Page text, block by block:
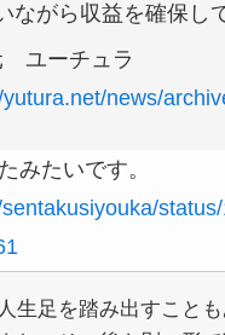
ながら収益を確保し
ユーチュラ
yutura.net/news/
みたいです。
人生足を踏み出すこと